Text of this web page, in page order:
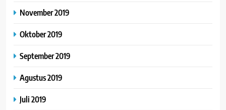
November 2019
Oktober 2019
September 2019
Agustus 2019
Juli 2019